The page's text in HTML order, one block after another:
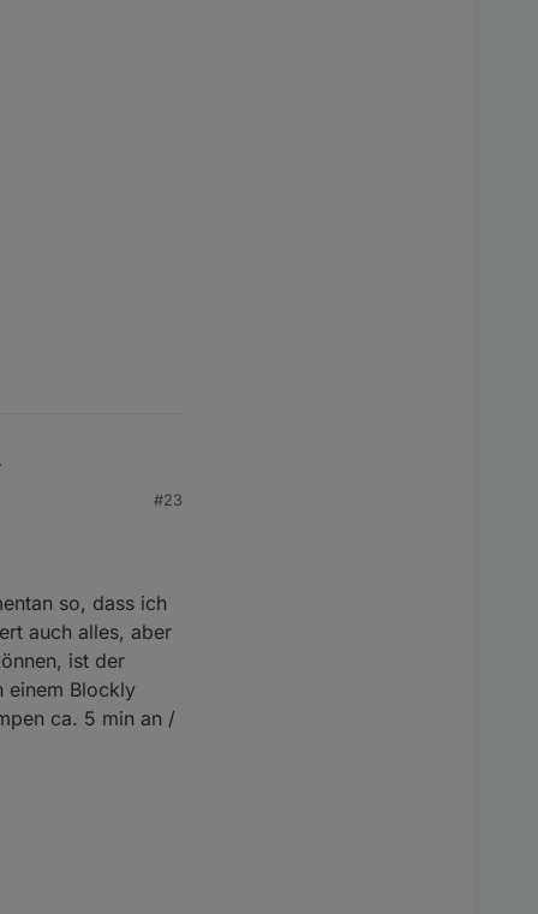
hinter dem Schalter
(
mal auf neuste
#23
so, dass ich
auch alles, aber
ist der
einem Blockly
ca. 5 min an /